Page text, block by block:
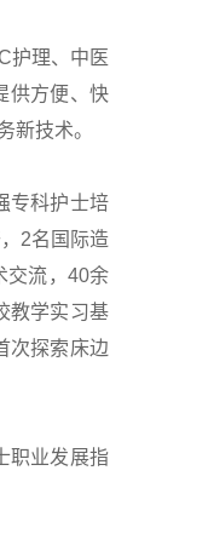
护理、中医
供方便、快
新技术。
专科护士培
2名国际造
交流，40余
教学实习基
次探索床边
职业发展指